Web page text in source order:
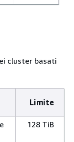
cluster basati
Limite
128 TiB